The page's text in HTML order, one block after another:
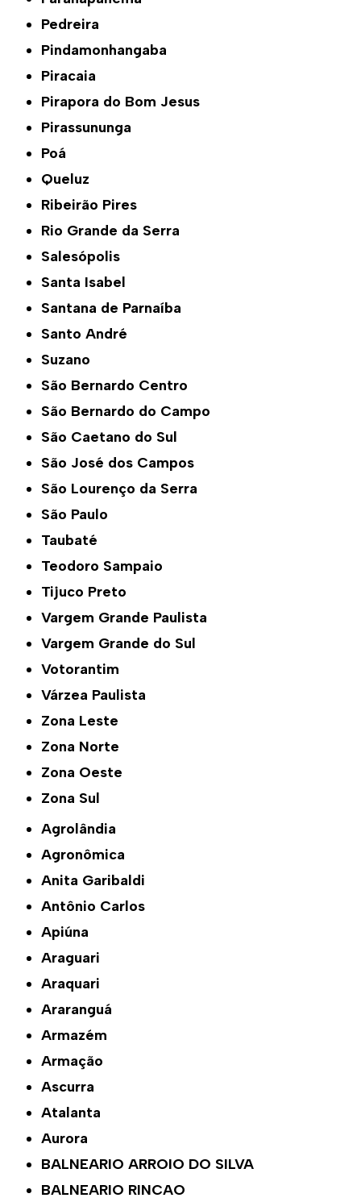
Pedreira
Pindamonhangaba
Piracaia
Pirapora do Bom Jesus
Pirassununga
Poá
Queluz
Ribeirão Pires
Rio Grande da Serra
Salesópolis
Santa Isabel
Santana de Parnaíba
Santo André
Suzano
São Bernardo Centro
São Bernardo do Campo
São Caetano do Sul
São José dos Campos
São Lourenço da Serra
São Paulo
Taubaté
Teodoro Sampaio
Tijuco Preto
Vargem Grande Paulista
Vargem Grande do Sul
Votorantim
Várzea Paulista
Zona Leste
Zona Norte
Zona Oeste
Zona Sul
Agrolândia
Agronômica
Anita Garibaldi
Antônio Carlos
Apiúna
Araguari
Araquari
Araranguá
Armazém
Armação
Ascurra
Atalanta
Aurora
BALNEARIO ARROIO DO SILVA
BALNEARIO RINCAO